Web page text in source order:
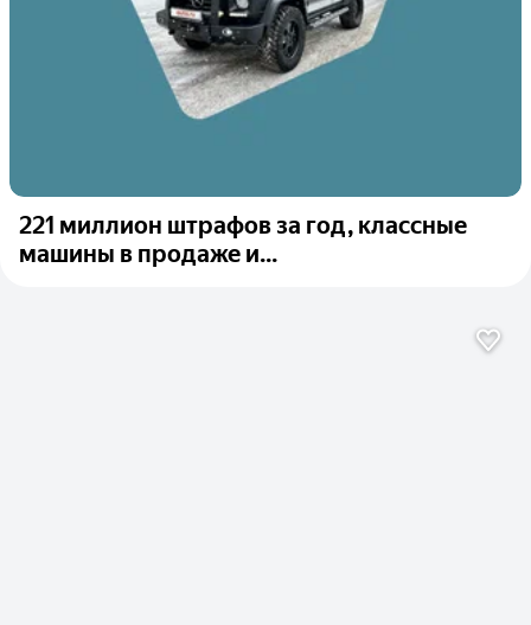
221 миллион штрафов за год, классные
машины в продаже и...